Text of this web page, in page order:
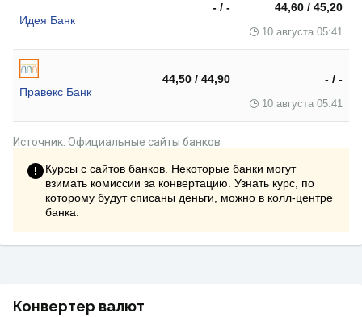
Идея Банк
- / - 44,60 / 45,20
10 августа 05:41
Правекс Банк
44,50 / 44,90 - / -
10 августа 05:41
Источник: Официальные сайты банков
Курсы с сайтов банков. Некоторые банки могут
взимать комиссии за конвертацию. Узнать курс, по
которому будут списаны деньги, можно в колл-центре
банка.
Конвертер валют